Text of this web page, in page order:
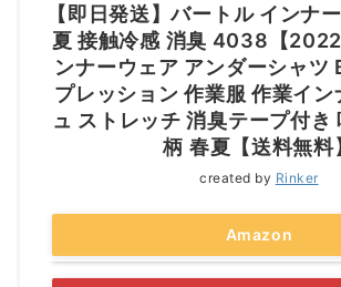
【即日発送】バートル インナ
夏 接触冷感 消臭 4038【
ンナーウェア アンダーシャツ
プレッション 作業服 作業イン
ュ ストレッチ 消臭テープ付き
柄 春夏【送料無料
created by Rinker
Amazon